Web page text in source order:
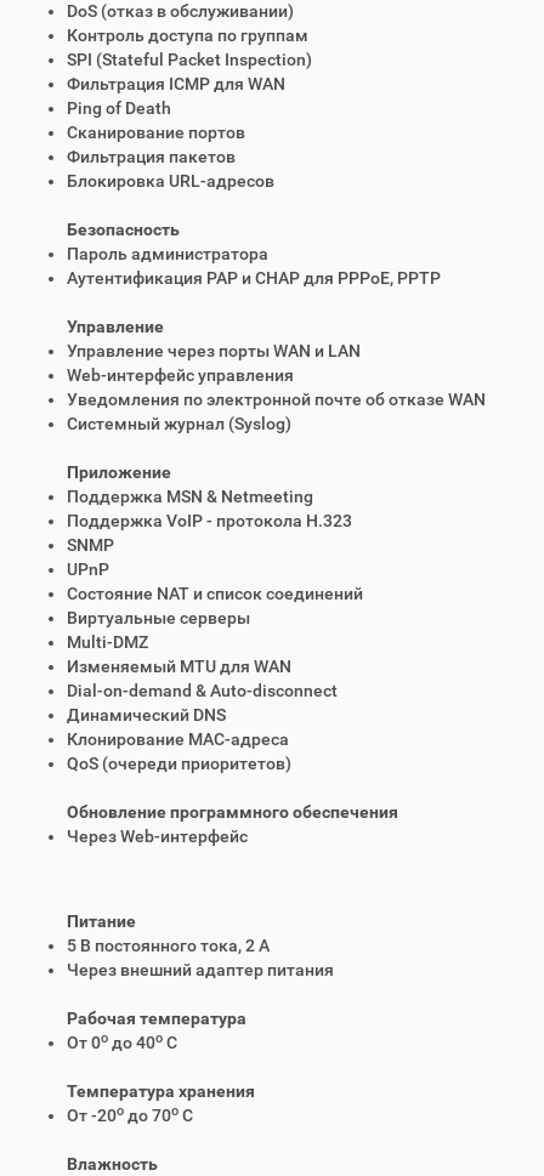
DoS (отказ в обслуживании)
Контроль доступа по группам
SPI (Stateful Packet Inspection)
Фильтрация ICMP для WAN
Ping of Death
Сканирование портов
Фильтрация пакетов
Блокировка URL-адресов
Безопасность
Пароль администратора
Аутентификация PAP и CHAP для PPPoE, РРТР
Управление
Управление через порты WAN и LAN
Web-интерфейс управления
Уведомления по электронной почте об отказе WAN
Системный журнал (Syslog)
Приложение
Поддержка MSN & Netmeeting
Поддержка VoIP - протокола H.323
SNMP
UPnP
Состояние NAT и список соединений
Виртуальные серверы
Multi-DMZ
Изменяемый MTU для WAN
Dial-on-demand & Auto-disconnect
Динамический DNS
Клонирование MAC-адреса
QoS (очереди приоритетов)
Обновление программного обеспечения
Через Web-интерфейс
Питание
5 В постоянного тока, 2 A
Через внешний адаптер питания
Рабочая температура
От 0o до 40o C
Температура хранения
От -20o до 70o C
Влажность